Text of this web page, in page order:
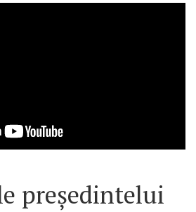
președintelui